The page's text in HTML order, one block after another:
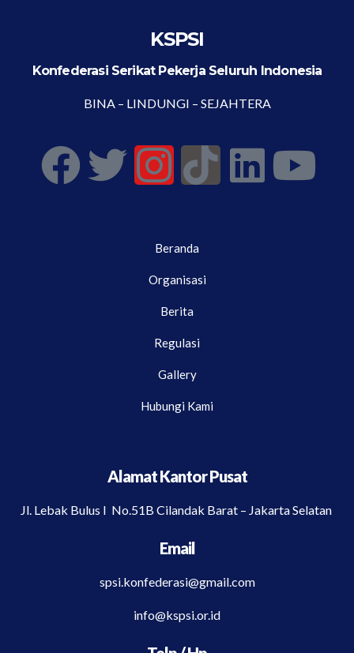
KSPSI
Konfederasi Serikat Pekerja Seluruh Indonesia
BINA – LINDUNGI – SEJAHTERA
Beranda
Organisasi
Berita
Regulasi
Gallery
Hubungi Kami
Alamat Kantor Pusat
Jl. Lebak Bulus I No.51B Cilandak Barat – Jakarta Selatan
Email
spsi.konfederasi@gmail.com
info@kspsi.or.id